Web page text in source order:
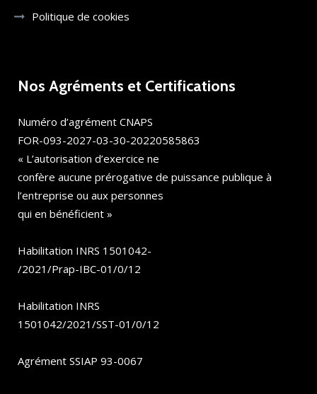
Politique de cookies
Nos Agréments et Certifications
Numéro d’agrément CNAPS
FOR-093-2027-03-30-20220585863
« L’autorisation d’exercice ne
confère aucune prérogative de puissance publique à
l’entreprise ou aux personnes
qui en bénéficient »
Habilitation INRS 1501042-
/2021/Prap-IBC-01/0/12
Habilitation INRS
1501042/2021/SST-01/0/12
Agrément SSIAP 93-0067